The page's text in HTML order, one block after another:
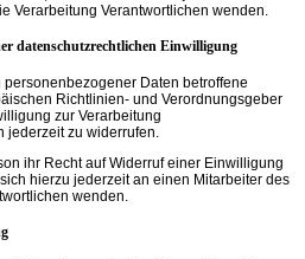
Verarbeitung Verantwortlichen wenden.
Einwilligung
Daten betroffene
Richtlinien- und Verordnungsgeber
zur Verarbeitung
jederzeit zu widerrufen.
ihr Recht auf Widerruf einer Einwilligung
hierzu jederzeit an einen Mitarbeiter des
wenden.